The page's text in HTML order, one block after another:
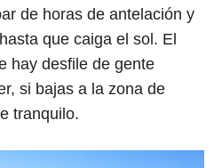
de horas de antelación y
que caiga el sol. El
hay desfile de gente
si bajas a la zona de
tranquilo.